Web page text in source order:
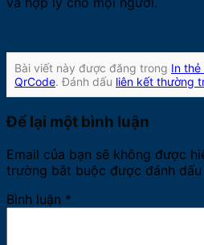
Bài viết này được đăng trong In thẻ
QrCode. Đánh dấu liên kết thường
Để lại một bình luận
Email của bạn sẽ không được
trường bắt buộc được đánh dấu
Bình luận *